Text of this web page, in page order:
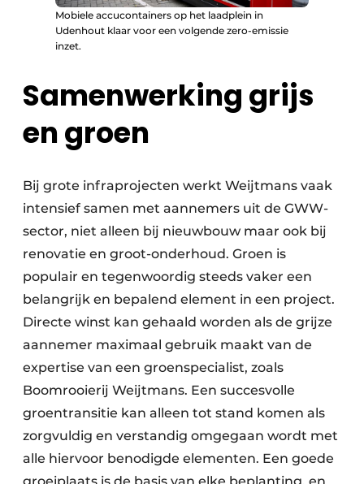
Mobiele accucontainers op het laadplein in
Udenhout klaar voor een volgende zero-emissie
inzet.
Samenwerking grijs
en groen
Bij grote infraprojecten werkt Weijtmans vaak
intensief samen met aannemers uit de GWW-
sector, niet alleen bij nieuwbouw maar ook bij
renovatie en groot-onderhoud. Groen is
populair en tegenwoordig steeds vaker een
belangrijk en bepalend element in een project.
Directe winst kan gehaald worden als de grijze
aannemer maximaal gebruik maakt van de
expertise van een groenspecialist, zoals
Boomrooierij Weijtmans. Een succesvolle
groentransitie kan alleen tot stand komen als
zorgvuldig en verstandig omgegaan wordt met
alle hiervoor benodigde elementen. Een goede